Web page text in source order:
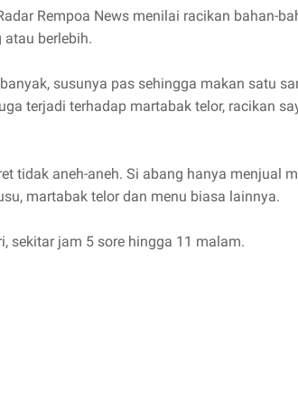
Rempoa News menilai racikan bahan-
berlebih.
susunya pas sehingga makan satu
terjadi terhadap martabak telor, racikan
tidak aneh-aneh. Si abang hanya menjual
martabak telor dan menu biasa lainnya.
sekitar jam 5 sore hingga 11 malam.